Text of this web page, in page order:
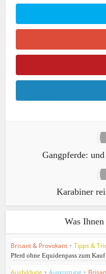
Gangpferde:
Karabiner
Was
Brisant & Provokant • Tipps &
Pferd ohne Equidenpass zum
Ausbildung • Ausrüstung •